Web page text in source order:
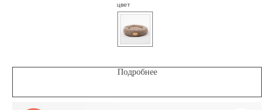
цвет
Подробнее